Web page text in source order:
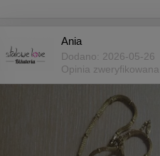
Ania
Dodano: 2026-05-26
Opinia zweryfikowana